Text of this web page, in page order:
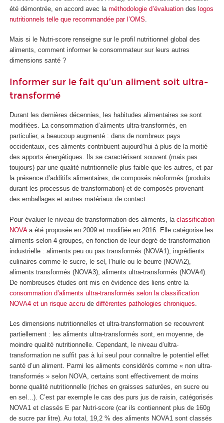
été démontrée, en accord avec la méthodologie d’évaluation des logos
nutritionnels telle que recommandée par l’OMS
Mais si le Nutri-score renseigne sur le profil nutritionnel global des
aliments, comment informer le consommateur sur leurs autres
dimensions santé ?
Informer sur le fait qu’un aliment soit ultra-
transformé
Durant les dernières décennies, les habitudes alimentaires se sont
modifiées. La consommation d’aliments ultra-transformés, en
particulier, a beaucoup augmenté : dans de nombreux pays
occidentaux, ces aliments contribuent aujourd’hui à plus de la moitié
des apports énergétiques. Ils se caractérisent souvent (mais pas
toujours) par une qualité nutritionnelle plus faible que les autres, et par
la présence d’additifs alimentaires, de composés néoformés (produits
durant les processus de transformation) et de composés provenant
des emballages et autres matériaux de contact.
Pour évaluer le niveau de transformation des aliments, la classification
NOVAa été proposée en 2009 et modifiée en 2016. Elle catégorise les
aliments selon 4 groupes, en fonction de leur degré de transformation
industrielle : aliments peu ou pas transformés (NOVA1), ingrédients
culinaires comme le sucre, le sel, l’huile ou le beurre (NOVA2),
aliments transformés (NOVA3), aliments ultra-transformés (NOVA4).
De nombreuses études ont mis en évidence des liens entre la
consommation d’aliments ultra-transformés selon la classification
NOVA4 et un risque accru de différentes pathologies chroniques
Les dimensions nutritionnelles et ultra-transformation se recouvrent
partiellement : les aliments ultra-transformés sont, en moyenne, de
moindre qualité nutritionnelle. Cependant, le niveau d’ultra-
transformation ne suffit pas à lui seul pour connaître le potentiel effet
santé d’un aliment. Parmi les aliments considérés comme « non ultra-
transformés » selon NOVA, certains sont effectivement de moins
bonne qualité nutritionnelle (riches en graisses saturées, en sucre ou
en sel…). C’est par exemple le cas des purs jus de raisin, catégorisés
NOVA1 et classés E par Nutri-score (car ils contiennent plus de 160g
de sucre par litre). Au total, 19,2 % des aliments NOVA1 sont classés